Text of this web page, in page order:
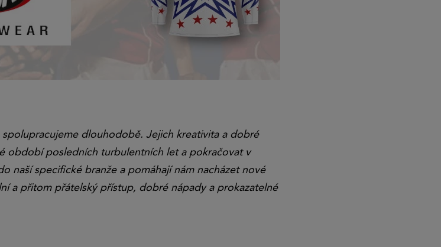
dlouhodobě. Jejich kreativita a dobré
období posledních turbulentních let a pokračovat v
naší specifické branže a pomáhají nám nacházet nové
a přitom přátelský přístup, dobré nápady a prokazatelné